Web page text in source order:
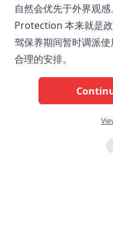
自然会优先于外界观
Protection 本来就是
驾保养期间暂时调派
合理的安排。